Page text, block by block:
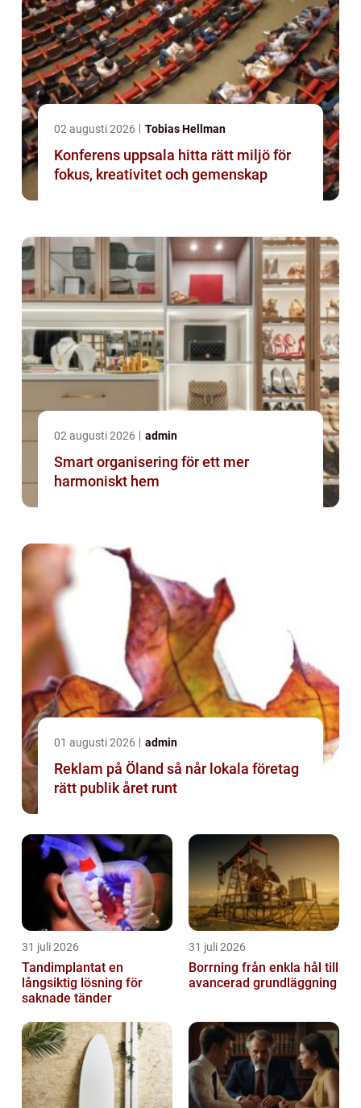
02 augusti 2026 Tobias Hellman
Konferens uppsala hitta rätt miljö för
fokus, kreativitet och gemenskap
02 augusti 2026 admin
Smart organisering för ett mer
harmoniskt hem
01 augusti 2026 admin
Reklam på Öland så når lokala företag
rätt publik året runt
31 juli 2026
Tandimplantat en
långsiktig lösning för
saknade tänder
31 juli 2026
Borrning från enkla hål till
avancerad grundläggning